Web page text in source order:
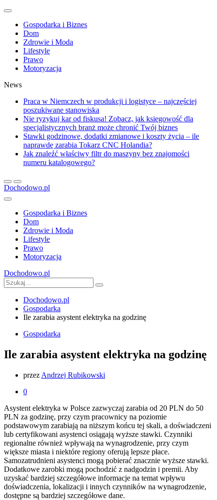
Gospodarka i Biznes
Dom
Zdrowie i Moda
Lifestyle
Prawo
Motoryzacja
News
Praca w Niemczech w produkcji i logistyce – najczęściej
poszukiwane stanowiska
Nie ryzykuj kar od fiskusa! Zobacz, jak księgowość dla
specjalistycznych branż może chronić Twój biznes
Stawki godzinowe, dodatki zmianowe i koszty życia – ile
naprawdę zarabia Tokarz CNC Holandia?
Jak znaleźć właściwy filtr do maszyny bez znajomości
numeru katalogowego?
Dochodowo.pl
Gospodarka i Biznes
Dom
Zdrowie i Moda
Lifestyle
Prawo
Motoryzacja
Dochodowo.pl
Dochodowo.pl
Gospodarka
Ile zarabia asystent elektryka na godzinę
Gospodarka
Ile zarabia asystent elektryka na godzinę
przez Andrzej Rubikowski
0
Asystent elektryka w Polsce zazwyczaj zarabia od 20 PLN do 50
PLN za godzinę, przy czym pracownicy na poziomie
podstawowym zarabiają na niższym końcu tej skali, a doświadczeni
lub certyfikowani asystenci osiągają wyższe stawki. Czynniki
regionalne również wpływają na wynagrodzenie, przy czym
większe miasta i niektóre regiony oferują lepsze płace.
Samozatrudnieni asystenci mogą pobierać znacznie wyższe stawki.
Dodatkowe zarobki mogą pochodzić z nadgodzin i premii. Aby
uzyskać bardziej szczegółowe informacje na temat wpływu
doświadczenia, lokalizacji i innych czynników na wynagrodzenie,
dostępne są bardziej szczegółowe dane.